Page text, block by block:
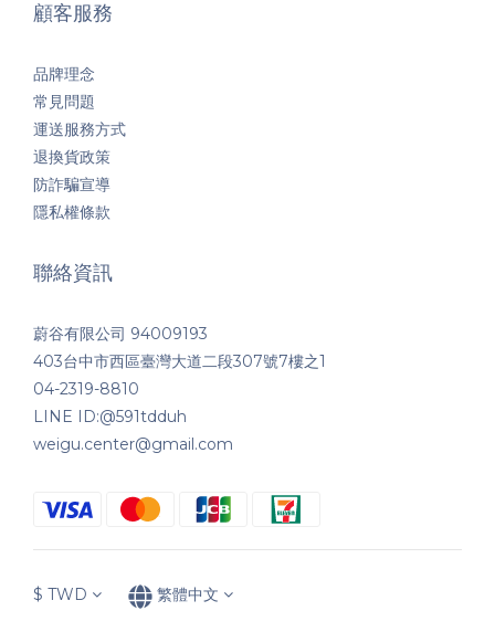
顧客服務
品牌理念
常見問題
運送服務方式
退換貨政策
防詐騙宣導
隱私權條款
聯絡資訊
蔚谷有限公司 94009193
403台中市西區臺灣大道二段307號7樓之1
04-2319-8810
LINE ID:@591tdduh
weigu.center@gmail.com
$ TWD 繁體中文